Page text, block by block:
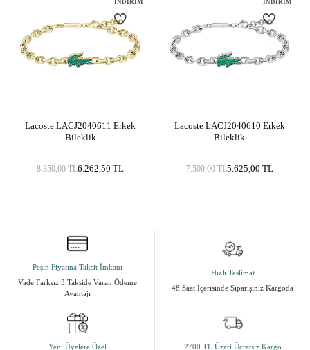
Cinsiyet
Metal Cinsi Paslanmaz Çelik
Kolye, Bileklik, Takı Seti - Takım
İNDIRIM
Lacoste LACJ2040611 Erkek
Bileklik
8.350,00TL6.262,50 TL
İNDIRIM
Lacoste LACJ2040610 Erkek
Bileklik
7.500,00TL5.625,00 TL
Peşin Fiyatına Taksit İmkanı
Vade Farksız 3 Takside Varan Ödeme
Avantajı
Hızlı Teslimat
48 Saat İçerisinde Siparişiniz Kargoda
Yeni Üyelere Özel
2700 TL Üzeri Ücretsiz Kargo